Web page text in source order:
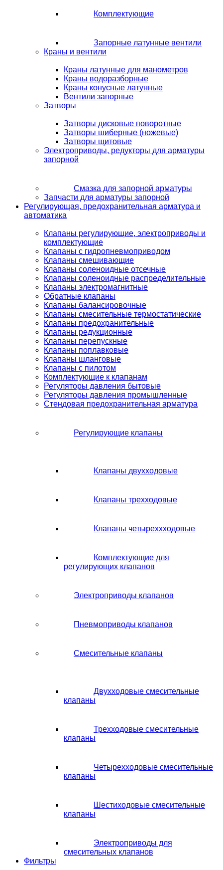
Комплектующие
Запорные латунные вентили
Краны и вентили
Краны латунные для манометров
Краны водоразборные
Краны конусные латунные
Вентили запорные
Затворы
Затворы дисковые поворотные
Затворы шиберные (ножевые)
Затворы щитовые
Электроприводы, редукторы для арматуры
запорной
Смазка для запорной арматуры
Запчасти для арматуры запорной
Регулирующая, предохранительная арматура и
автоматика
Клапаны регулирующие, электроприводы и
комплектующие
Клапаны с гидропневмоприводом
Клапаны смешивающие
Клапаны соленоидные отсечные
Клапаны соленоидные распределительные
Клапаны электромагнитные
Обратные клапаны
Клапаны балансировочные
Клапаны смесительные термостатические
Клапаны предохранительные
Клапаны редукционные
Клапаны перепускные
Клапаны поплавковые
Клапаны шланговые
Клапаны с пилотом
Комплектующие к клапанам
Регуляторы давления бытовые
Регуляторы давления промышленные
Стендовая предохранительная арматура
Регулирующие клапаны
Клапаны двухходовые
Клапаны трехходовые
Клапаны четыреххходовые
Комплектующие для
регулирующих клапанов
Электроприводы клапанов
Пневмоприводы клапанов
Смесительные клапаны
Двухходовые смесительные
клапаны
Трехходовые смесительные
клапаны
Четырехходовые смесительные
клапаны
Шестиходовые смесительные
клапаны
Электроприводы для
смесительных клапанов
Фильтры